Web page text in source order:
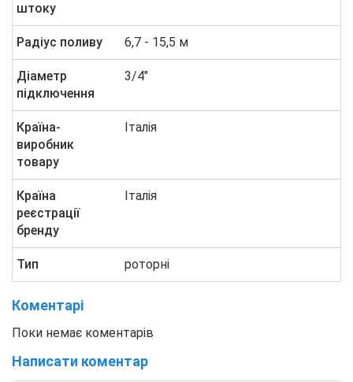
штоку
Радіус поливу 6,7 - 15,5 м
Діаметр
підключення
3/4"
Країна-
виробник
товару
Італія
Країна
реєстрації
бренду
Італія
Тип роторні
Коментарі
Поки немає коментарів
Написати коментар